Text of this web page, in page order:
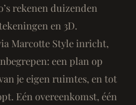
rekenen duizenden
en 3D.
Marcotte Style inricht,
een plan op
je eigen ruimtes, en tot
Eén overeenkomst, één